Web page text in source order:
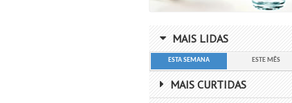
MAIS LIDAS
ESTA SEMANA ESTE MÊS
MAIS CURTIDAS